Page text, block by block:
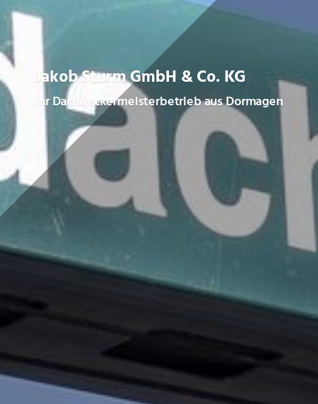
Jakob Sturm GmbH & Co. KG
Ihr Dachdeckermeisterbetrieb aus Dormagen